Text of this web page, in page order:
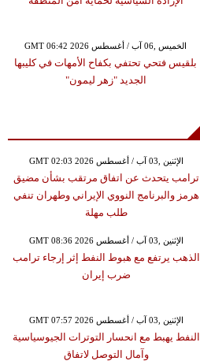
GMT 06:42 2026 الخميس ,06 آب / أغسطس
بلقيس فتحي تحتفي بكفاح الأمهات في كليبها
الجديد "زهر ليمون"
GMT 02:03 2026 الإثنين ,03 آب / أغسطس
ترامب يتحدث عن اتفاق مرتقب بشأن مضيق
هرمز والبرنامج النووي الإيراني وطهران تنفي
طلب مهلة
GMT 08:36 2026 الإثنين ,03 آب / أغسطس
الذهب يرتفع مع هبوط النفط إثر إرجاء ترامب
ضرب إيران
GMT 07:57 2026 الإثنين ,03 آب / أغسطس
النفط يهبط مع انحسار التوترات الجيوسياسية
وآمال التوصل لاتفاق